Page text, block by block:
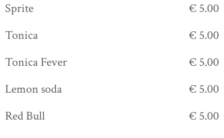
Sprite
€ 5.00
Tonica
€ 5.00
Tonica Fever
€ 5.00
Lemon soda
€ 5.00
Red Bull
€ 5.00